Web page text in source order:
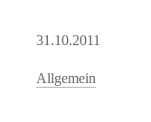
31.10.2011
Allgemein